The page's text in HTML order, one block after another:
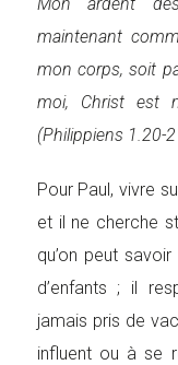
maintenant
mon corps, soit
moi, Christ est
(Philippiens 1.20-
Pour Paul, vivre
et il ne cherche
qu’on peut
d’enfants ; il
jamais pris de
influent ou à se